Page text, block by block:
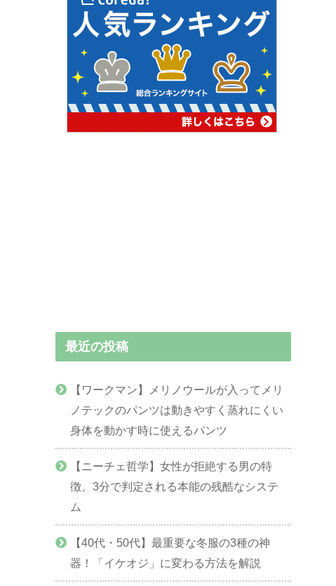
最近の投稿
【ワークマン】メリノウールが入ってメリ
ノテックのパンツは動きやすく蒸れにくい
身体を動かす時に使えるパンツ
【ニーチェ哲学】女性が拒絶する男の特
徴。3分で判定される本能の残酷なシステ
ム
【40代・50代】最重要な冬服の3種の神
器！「イケオジ」に変わる方法を解説